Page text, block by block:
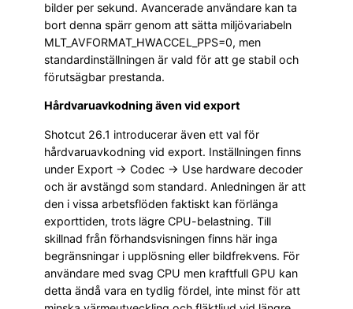
bilder per sekund. Avancerade användare kan ta
bort denna spärr genom att sätta miljövariabeln
MLT_AVFORMAT_HWACCEL_PPS=0, men
standardinställningen är vald för att ge stabil och
förutsägbar prestanda.
Hårdvaruavkodning även vid export
Shotcut 26.1 introducerar även ett val för
hårdvaruavkodning vid export. Inställningen finns
under Export → Codec → Use hardware decoder
och är avstängd som standard. Anledningen är att
den i vissa arbetsflöden faktiskt kan förlänga
exporttiden, trots lägre CPU-belastning. Till
skillnad från förhandsvisningen finns här inga
begränsningar i upplösning eller bildfrekvens. För
användare med svag CPU men kraftfull GPU kan
detta ändå vara en tydlig fördel, inte minst för att